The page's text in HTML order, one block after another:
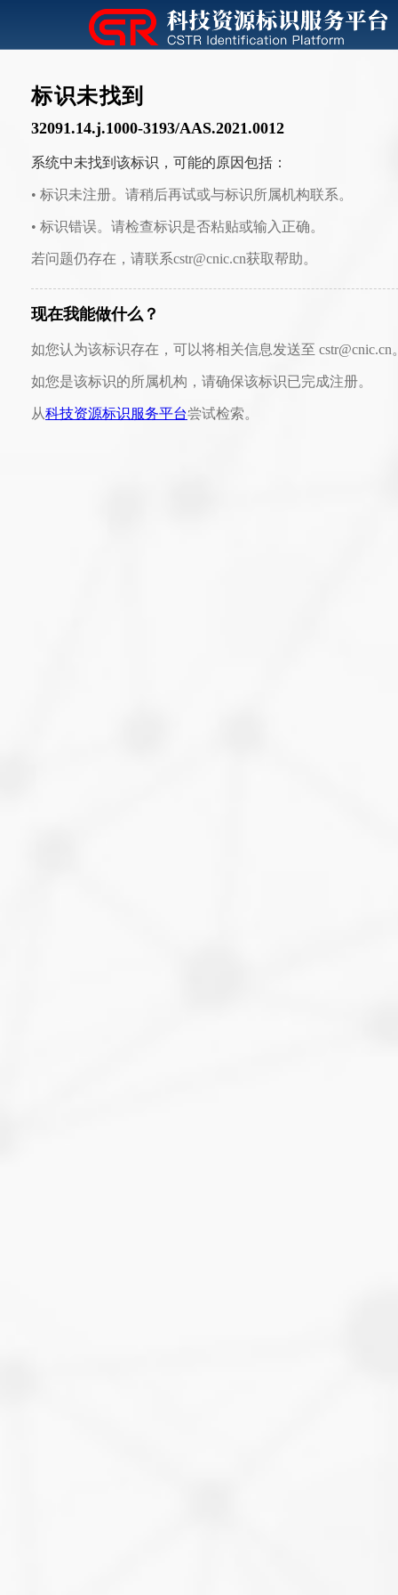
标识未找到
32091.14.j.1000-3193/AAS.2021.0012
系统中未找到该标识，可能的原因包括：
• 标识未注册。请稍后再试或与标识所属机构联系。
• 标识错误。请检查标识是否粘贴或输入正确。
若问题仍存在，请联系cstr@cnic.cn获取帮助。
现在我能做什么？
如您认为该标识存在，可以将相关信息发送至 cstr@cnic.cn
如您是该标识的所属机构，请确保该标识已完成注册。
从科技资源标识服务平台尝试检索。